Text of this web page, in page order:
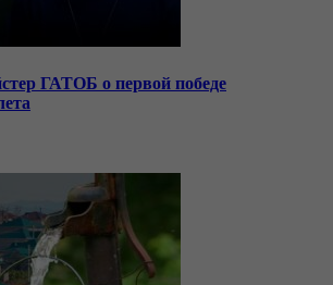
ГАТОБ о первой победе